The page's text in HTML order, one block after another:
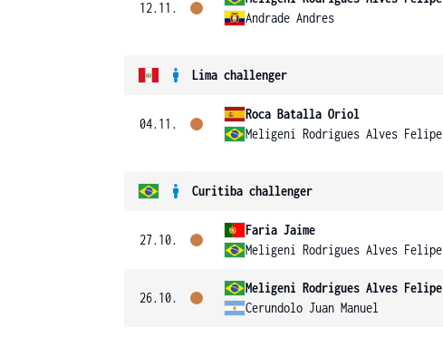
12.11.
Andrade Andres
Lima challenger
04.11.
Roca Batalla Oriol
Meligeni Rodrigues Alves Felipe
Curitiba challenger
27.10.
Faria Jaime
Meligeni Rodrigues Alves Felipe
26.10.
Meligeni Rodrigues Alves Felipe
Cerundolo Juan Manuel